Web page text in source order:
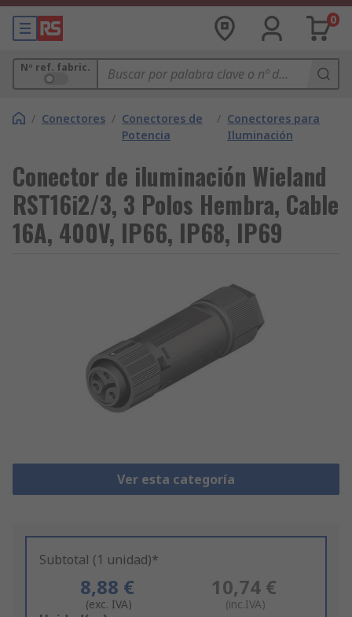
0
Nº ref. fabric.
/ Conectores / Conectores de
Potencia
/ Conectores para
Iluminación
Conector de iluminación Wieland
RST16i2/3, 3 Polos Hembra, Cable
16A, 400V, IP66, IP68, IP69
Ver esta categoría
Subtotal (1 unidad)*
8,88 €
(exc. IVA)
10,74 €
(inc.IVA)